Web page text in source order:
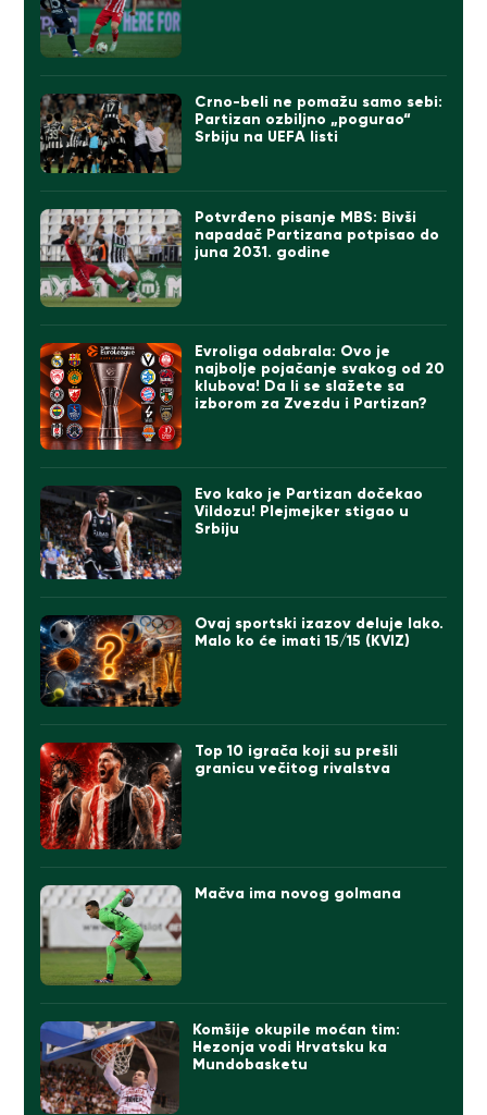
Crno-beli ne pomažu samo sebi:
Partizan ozbiljno „pogurao“
Srbiju na UEFA listi
Potvrđeno pisanje MBS: Bivši
napadač Partizana potpisao do
juna 2031. godine
Evroliga odabrala: Ovo je
najbolje pojačanje svakog od 20
klubova! Da li se slažete sa
izborom za Zvezdu i Partizan?
Evo kako je Partizan dočekao
Vildozu! Plejmejker stigao u
Srbiju
Ovaj sportski izazov deluje lako.
Malo ko će imati 15/15 (KVIZ)
Top 10 igrača koji su prešli
granicu večitog rivalstva
Mačva ima novog golmana
Komšije okupile moćan tim:
Hezonja vodi Hrvatsku ka
Mundobasketu